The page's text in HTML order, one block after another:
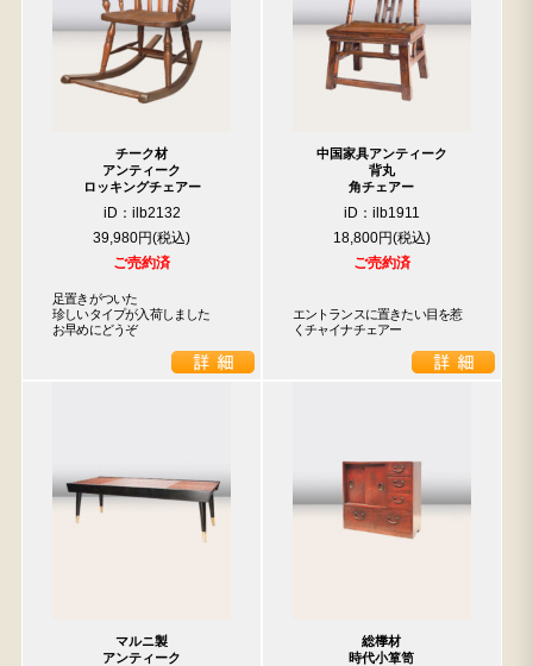
チーク材
アンティーク
ロッキングチェアー
iD：ilb2132
39,980円
ご売約済
足置きがついた
珍しいタイプが入荷しました
お早めにどうぞ
中国家具アンティーク
背丸
角チェアー
iD：ilb1911
18,800円
ご売約済
エントランスに置きたい目を惹
くチャイナチェアー
マルニ製
アンティーク
総﨔材
時代小箪笥